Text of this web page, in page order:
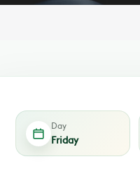
Day
Friday